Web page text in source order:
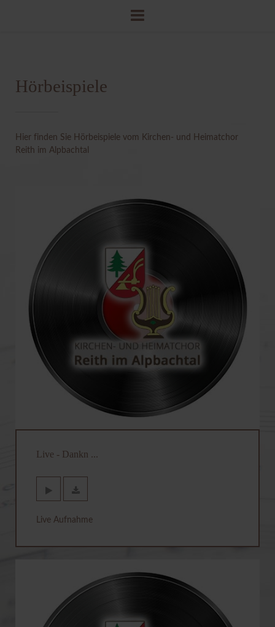
Hörbeispiele
Hier finden Sie Hörbeispiele vom Kirchen- und Heimatchor
Reith im Alpbachtal
Live - Dankn ...
Live Aufnahme